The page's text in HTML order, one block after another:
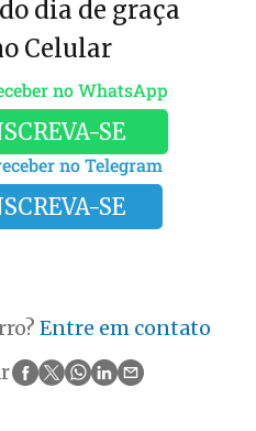
dia de graça
Celular
no WhatsApp
SE
no Telegram
SE
Entre em contato